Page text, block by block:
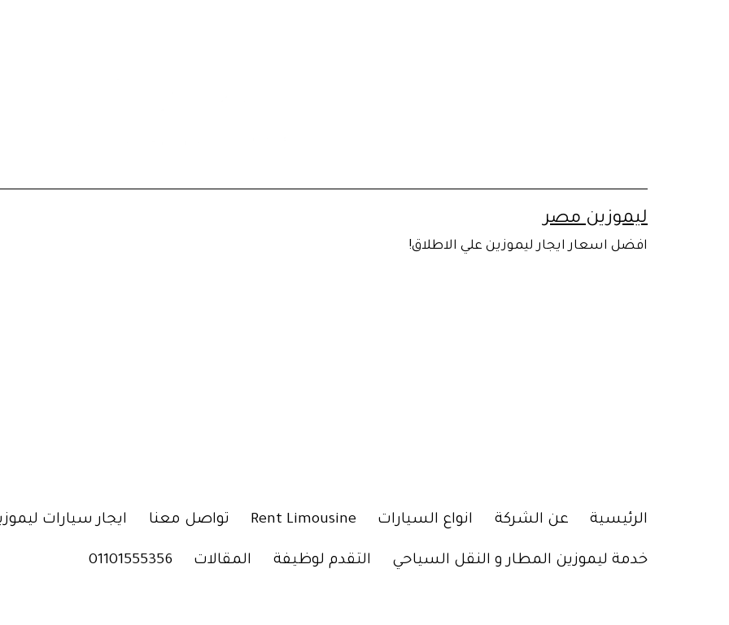
ليموزين مصر
افضل اسعار ايجار ليموزين علي الاطلاق!
الرئيسية عن الشركة انواع السيارات Rent Limousine تواصل معنا ايجار سيارات
خدمة ليموزين المطار و النقل السياحي التقدم لوظيفة المقالات 01101555356